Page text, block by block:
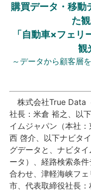
個人向けサー
法人向けサー
採用情報
English
購買データ・移動
た
「自動車×フェ
観
～データから顧客層
株式会社True Data
社長：米倉 裕之、以
イムジャパン（本社
西 啓介、以下ナビタ
グデータと、ナビタ
ータ）、経路検索条
合わせ、津軽海峡フ
市、代表取締役社長